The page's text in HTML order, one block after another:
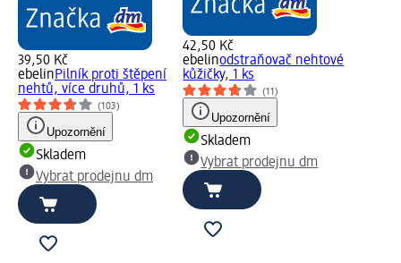
39,50 Kč
ebelinPilník proti štěpení
nehtů, více druhů, 1 ks
(103)
Upozornění
Skladem
Vybrat prodejnu dm
42,50 Kč
ebelinodstraňovač nehtové
kůžičky, 1 ks
(11)
Upozornění
Skladem
Vybrat prodejnu dm